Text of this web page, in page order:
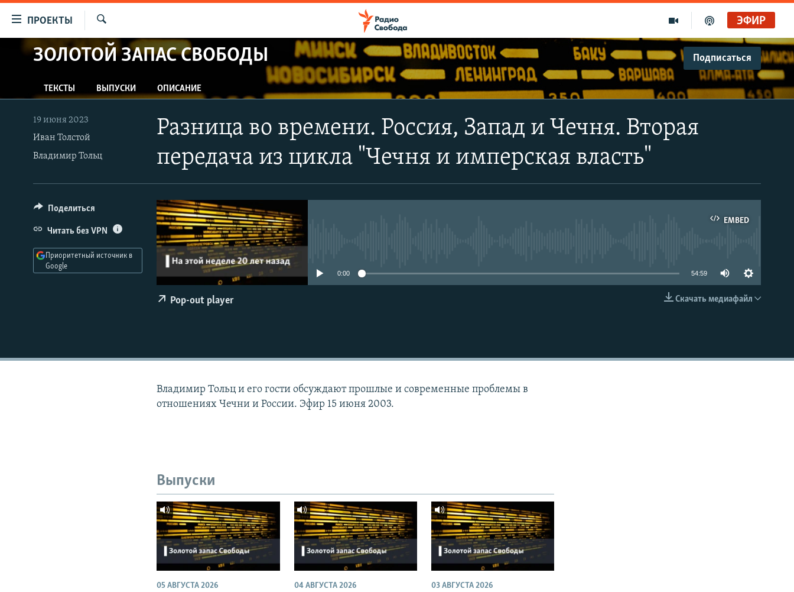
упрощенного
Вернуться
к
основному
содержанию
Вернутся
ПРОЕКТЫ
ПРОГРАММЫ
АВТОРСКИЕ ПРОЕКТЫ
ЦИТАТЫ СВОБОДЫ
МНЕНИЯ
КУЛЬТУРА
IDEL.РЕАЛИИ
КАВКАЗ.РЕАЛИИ
СЕВЕР.РЕАЛИИ
СИБИРЬ.РЕАЛИИ
РАСПИСАНИЕ ВЕЩАНИЯ
ЭФИР
ЗОЛОТОЙ ЗАПАС СВОБОДЫ Подписаться
Apple Podcasts
ТЕКСТЫ ВЫПУСКИ ОПИСАНИЕ
Разница во времени. Россия, Запад и Чечня. Вторая
передача из цикла "Чечня и имперская власть"
19 июня 2023
Иван Толстой
Владимир Тольц
EMBED
EMBED
0:00 54:59
Скачать медиафайл
Pop-out player
Поделиться
Читать без VPN
Приоритетный источник в
Google
Владимир Тольц и его гости обсуждают прошлые и современные проблемы в
отношениях Чечни и России. Эфир 15 июня 2003.
Выпуски
05 АВГУСТА 2026 04 АВГУСТА 2026 03 АВГУСТА 2026